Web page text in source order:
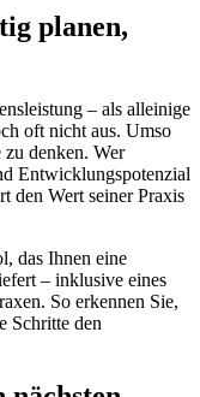
planen,
– als alleinige
oft nicht aus. Umso
denken. Wer
Entwicklungspotenzial
den Wert seiner Praxis
das Ihnen eine
– inklusive eines
So erkennen Sie,
Schritte den